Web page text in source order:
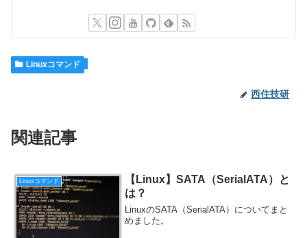
Linuxコマンド
西住技研
関連記事
Linuxコマンド
【Linux】SATA（SerialATA）と
は？
LinuxのSATA（SerialATA）についてまと
めました。